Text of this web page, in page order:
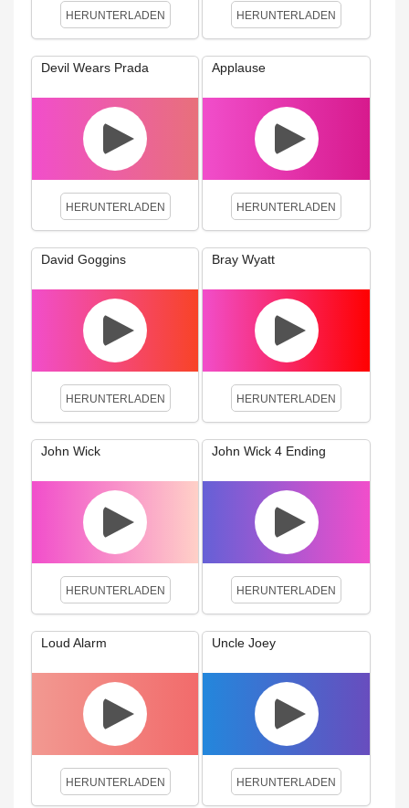
HERUNTERLADEN HERUNTERLADEN
Devil Wears Prada
HERUNTERLADEN
Applause
HERUNTERLADEN
David Goggins
HERUNTERLADEN
Bray Wyatt
HERUNTERLADEN
John Wick
HERUNTERLADEN
John Wick 4 Ending
HERUNTERLADEN
Loud Alarm
HERUNTERLADEN
Uncle Joey
HERUNTERLADEN